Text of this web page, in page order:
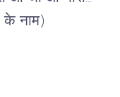
के नाम)